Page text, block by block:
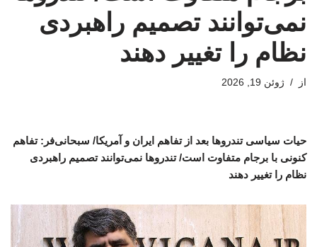
نمی‌توانند تصمیم راهبردی
نظام را تغییر دهند
از ژوئن 19, 2026
حیات سیاسی تندروها بعد از تفاهم ایران و آمریکا/ سبحانی‌فر: تفاهم
کنونی با برجام متفاوت است/ تندروها نمی‌توانند تصمیم راهبردی
نظام را تغییر دهند